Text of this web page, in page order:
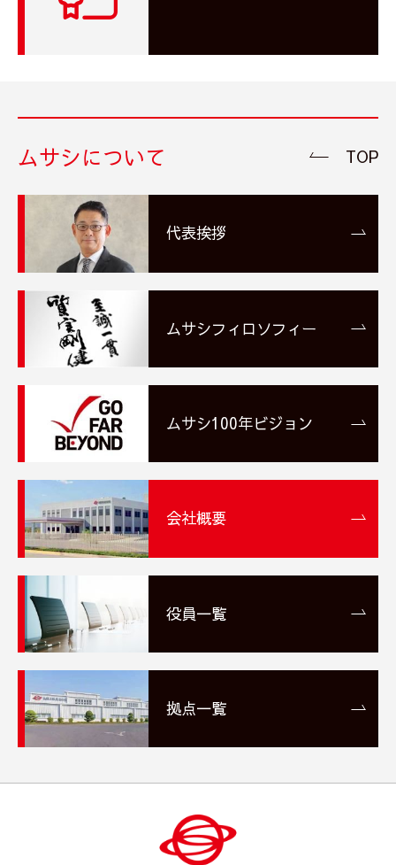
ムサシについて TOP
代表挨拶
ムサシフィロソフィー
ムサシ100年ビジョン
会社概要
役員一覧
拠点一覧